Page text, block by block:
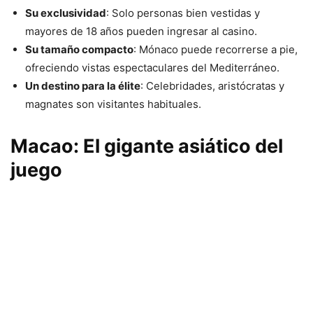
Su exclusividad: Solo personas bien vestidas y
mayores de 18 años pueden ingresar al casino.
Su tamaño compacto: Mónaco puede recorrerse a pie,
ofreciendo vistas espectaculares del Mediterráneo.
Un destino para la élite: Celebridades, aristócratas y
magnates son visitantes habituales.
Macao: El gigante asiático del
juego